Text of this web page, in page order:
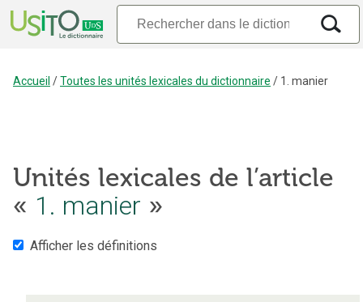
Accueil /Toutes les unités lexicales du dictionnaire / 1. manier
Unités lexicales de l’article
« 1. manier »
Afficher les définitions